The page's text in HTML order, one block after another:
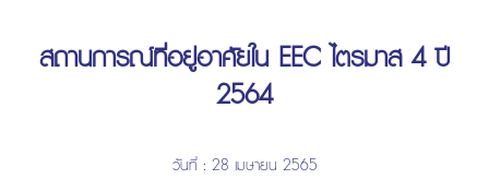
สถานการณ์ที่อยู่อาศัยใน EEC ไตรมาส 4 ปี
2564
วันที่ : 28 เมษายน 2565